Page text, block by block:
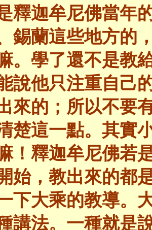
釋迦牟尼佛當年
錫蘭這些地方的
。學了還不是教
說他只注重自己
來的；所以不要
楚這一點。其實
！釋迦牟尼佛若
始，教出來的都
下大乘的教導。
講法。一種就是